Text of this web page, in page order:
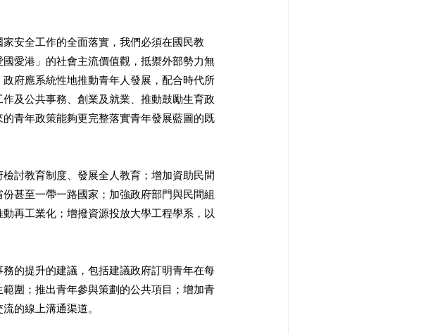
安全工作的全面落實，我們必須在國民教
愛港」的社會主流價值觀，抵禦外部勢力無
府應系統性地推動青年人發展，配合時代所
及公共事務、創業及就業、推動鼓勵生育政
青年政策能夠更完整落實青年發展藍圖的既
討教育制度、發展全人教育；增加資助民間
甚至一帶一路國家；加強政府部門與民間組
再工業化；增撥資源投放大學工程學系，以
的提升的建議，包括建議政府訂明青年在每
圍；推出青年參與策劃的公共項目；增加青
的線上溝通渠道。